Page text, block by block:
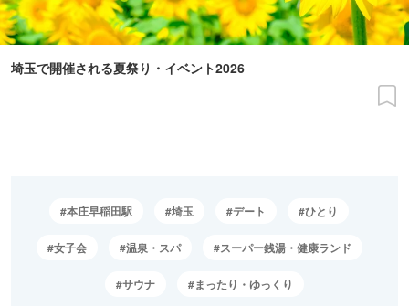
埼玉で開催される夏祭り・イベント2026
本庄早稲田駅 埼玉 デート ひとり
女子会 温泉・スパ スーパー銭湯・健康ランド
サウナ まったり・ゆっくり